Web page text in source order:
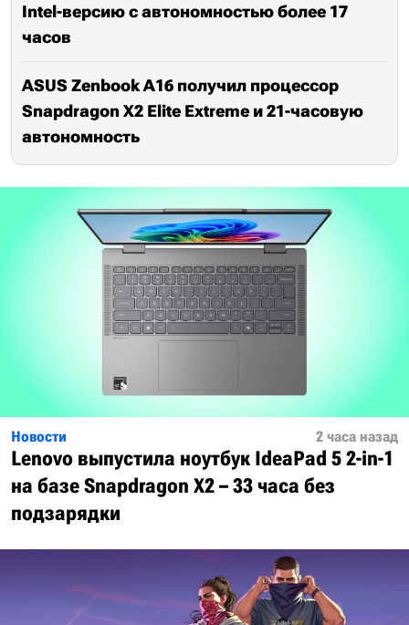
Intel-версию с автономностью более 17
часов
ASUS Zenbook A16 получил процессор
Snapdragon X2 Elite Extreme и 21-часовую
автономность
Новости 2 часа назад
Lenovo выпустила ноутбук IdeaPad 5 2-in-1
на базе Snapdragon X2 – 33 часа без
подзарядки